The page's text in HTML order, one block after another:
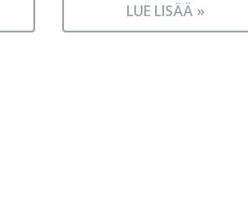
LUE LISÄÄ »